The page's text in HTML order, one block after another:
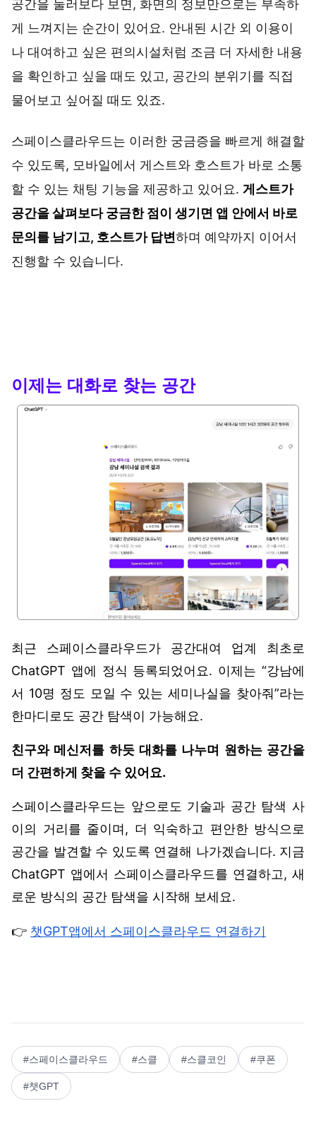
공간을 둘러보다 보면, 화면의 정보만으로는 부족하
게 느껴지는 순간이 있어요. 안내된 시간 외 이용이
나 대여하고 싶은 편의시설처럼 조금 더 자세한 내용
을 확인하고 싶을 때도 있고, 공간의 분위기를 직접
물어보고 싶어질 때도 있죠.
스페이스클라우드는 이러한 궁금증을 빠르게 해결할
수 있도록, 모바일에서 게스트와 호스트가 바로 소통
할 수 있는 채팅 기능을 제공하고 있어요. 게스트가
공간을 살펴보다 궁금한 점이 생기면 앱 안에서 바로
문의를 남기고, 호스트가 답변하며 예약까지 이어서
진행할 수 있습니다.
이제는 대화로 찾는 공간
최근 스페이스클라우드가 공간대여 업계 최초로
ChatGPT 앱에 정식 등록되었어요. 이제는 “강남에
서 10명 정도 모일 수 있는 세미나실을 찾아줘”라는
한마디로도 공간 탐색이 가능해요.
친구와 메신저를 하듯 대화를 나누며 원하는 공간을
더 간편하게 찾을 수 있어요.
스페이스클라우드는 앞으로도 기술과 공간 탐색 사
이의 거리를 줄이며, 더 익숙하고 편안한 방식으로
공간을 발견할 수 있도록 연결해 나가겠습니다. 지금
ChatGPT 앱에서 스페이스클라우드를 연결하고, 새
로운 방식의 공간 탐색을 시작해 보세요.
👉 챗GPT앱에서 스페이스클라우드 연결하기
#스페이스클라우드 #스클 #스클코인 #쿠폰
#챗GPT